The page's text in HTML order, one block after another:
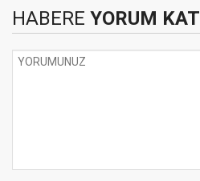
HABERE YORUM KAT